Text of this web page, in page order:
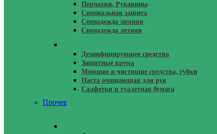
Перчатки, Рукавицы
Специальная защита
Спецодежда зимняя
Спецодежда летняя
Дезинфицирующее средство
Защитные крема
Моющие и чистящие средства, губки
Паста очищающая для рук
Салфетки и туалетная бумага
Прочее